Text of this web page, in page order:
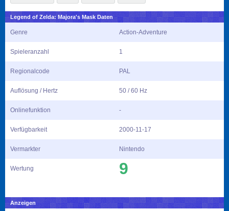
Legend of Zelda: Majora's Mask Daten
Genre Action-Adventure
Spieleranzahl 1
Regionalcode PAL
Auflösung / Hertz 50 / 60 Hz
Onlinefunktion -
Verfügbarkeit 2000-11-17
Vermarkter Nintendo
Wertung 9
Anzeigen